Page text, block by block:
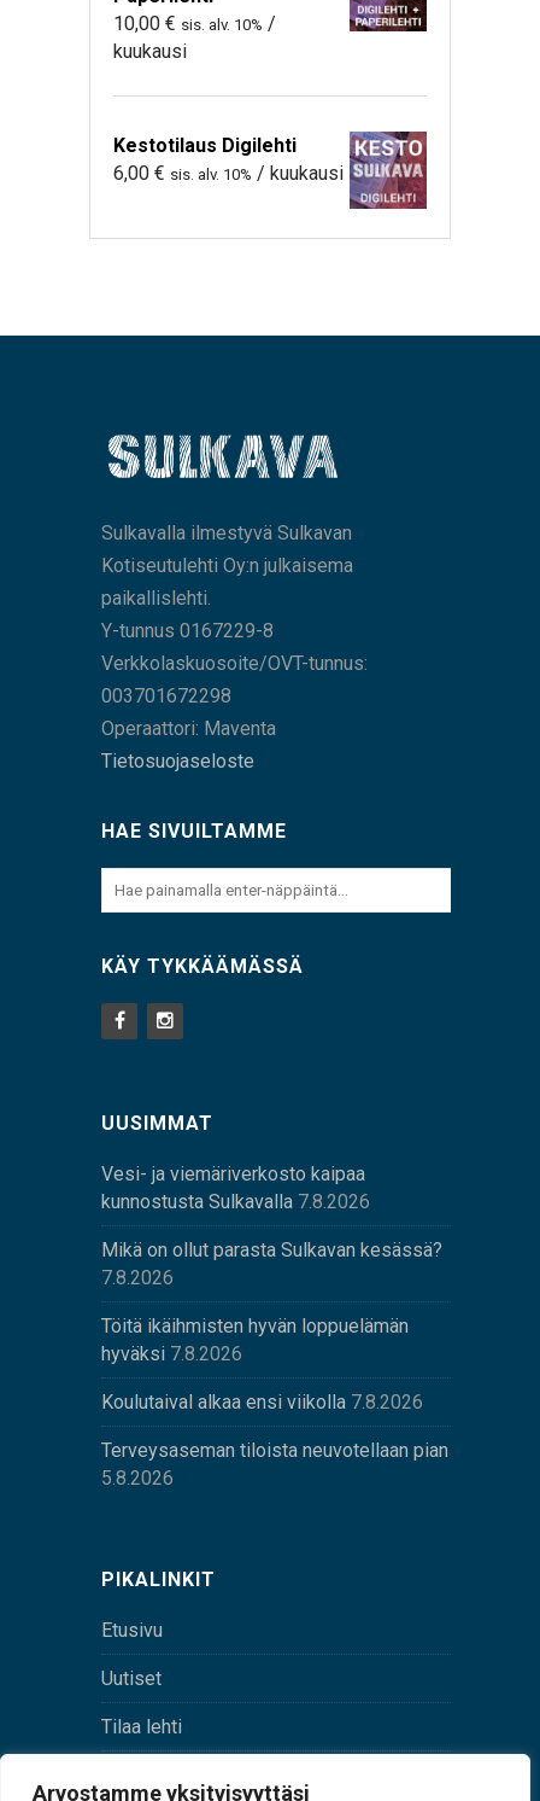
Arvostamme yksityisyyttäsi
10,00 € sis. alv. 10% /
kuukausi
Kestotilaus Digilehti
6,00 € sis. alv. 10% / kuukausi
Sulkavalla ilmestyvä Sulkavan
Kotiseutulehti Oy:n julkaisema
paikallislehti.
Y-tunnus 0167229-8
Verkkolaskuosoite/OVT-tunnus:
003701672298
Operaattori: Maventa
Tietosuojaseloste
HAE SIVUILTAMME
KÄY TYKKÄÄMÄSSÄ
UUSIMMAT
Vesi- ja viemäriverkosto kaipaa
kunnostusta Sulkavalla 7.8.2026
Mikä on ollut parasta Sulkavan kesässä?
7.8.2026
Töitä ikäihmisten hyvän loppuelämän
hyväksi 7.8.2026
Koulutaival alkaa ensi viikolla 7.8.2026
Terveysaseman tiloista neuvotellaan pian
5.8.2026
PIKALINKIT
Etusivu
Uutiset
Tilaa lehti